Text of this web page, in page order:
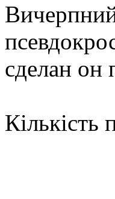
сделан он
Кількість